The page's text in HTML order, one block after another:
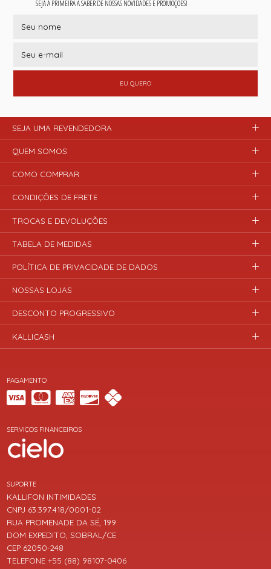
SEJA A PRIMEIRA A SABER DE NOSSAS NOVIDADES E PROMOÇÕES!
EU QUERO
PAGAMENTO
SERVIÇOS FINANCEIROS
SUPORTE
KALLIFON INTIMIDADES
CNPJ 63.397.418/0001-02
RUA PROMENADE DA SÉ, 199
DOM EXPEDITO, SOBRAL/CE
CEP 62050-248
TELEFONE +55 (88) 98107-0406
SEJA UMA REVENDEDORA
QUEM SOMOS
COMO COMPRAR
CONDIÇÕES DE FRETE
TROCAS E DEVOLUÇÕES
TABELA DE MEDIDAS
POLÍTICA DE PRIVACIDADE DE DADOS
NOSSAS LOJAS
DESCONTO PROGRESSIVO
KALLICASH